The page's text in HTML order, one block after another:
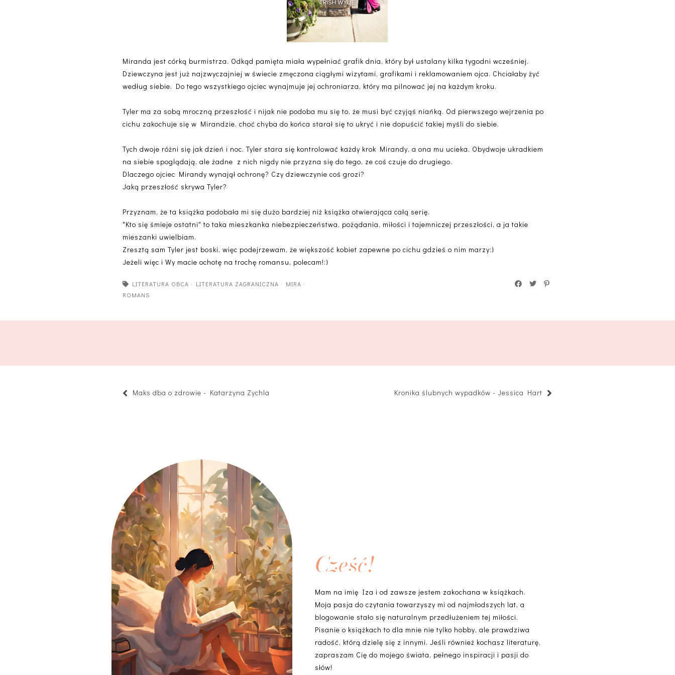
Miranda jest córką burmistrza. Odkąd pamięta miała wypełniać grafik dnia, który był ustalany kilka tygodni wcześniej.
Dziewczyna jest już najzwyczajniej w świecie zmęczona ciągłymi wizytami, grafikami i reklamowaniem ojca. Chciałaby żyć
według siebie. Do tego wszystkiego ojciec wynajmuje jej ochroniarza, który ma pilnować jej na każdym kroku.
Tyler ma za sobą mroczną przeszłość i nijak nie podoba mu się to, że musi być czyjąś niańką. Od pierwszego wejrzenia po
cichu zakochuje się w Mirandzie, choć chyba do końca starał się to ukryć i nie dopuścić takiej myśli do siebie.
Tych dwoje różni się jak dzień i noc. Tyler stara się kontrolować każdy krok Mirandy, a ona mu ucieka. Obydwoje ukradkiem
na siebie spoglądają, ale żadne z nich nigdy nie przyzna się do tego, ze coś czuje do drugiego.
Dlaczego ojciec Mirandy wynajął ochronę? Czy dziewczynie coś grozi?
Jaką przeszłość skrywa Tyler?
Przyznam, że ta książka podobała mi się dużo bardziej niż książka otwierająca całą serię.
"Kto się śmieje ostatni" to taka mieszkanka niebezpieczeństwa, pożądania, miłości i tajemniczej przeszłości, a ja takie
mieszanki uwielbiam.
Zresztą sam Tyler jest boski, więc podejrzewam, że większość kobiet zapewne po cichu gdzieś o nim marzy:)
Jeżeli więc i Wy macie ochotę na trochę romansu, polecam!:)
LITERATURA OBCA · LITERATURA ZAGRANICZNA · MIRA ·
ROMANS
Maks dba o zdrowie - Katarzyna Zychla Kronika ślubnych wypadków - Jessica Hart
Cześć!
Mam na imię Iza i od zawsze jestem zakochana w książkach.
Moja pasja do czytania towarzyszy mi od najmłodszych lat, a
blogowanie stało się naturalnym przedłużeniem tej miłości.
Pisanie o książkach to dla mnie nie tylko hobby, ale prawdziwa
radość, którą dzielę się z innymi. Jeśli również kochasz literaturę,
zapraszam Cię do mojego świata, pełnego inspiracji i pasji do
słów!